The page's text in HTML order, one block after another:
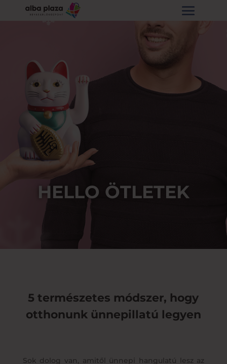
HELLO ÖTLETEK
5 természetes módszer, hogy
otthonunk ünnepillatú legyen
Sok dolog van, amitől ünnepi hangulatú lesz az